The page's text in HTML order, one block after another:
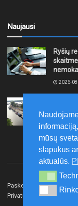
Naujausi
Ryšių
2026-
2026-
Paskelbk naujieną
Privatumo politika
mūsų
slapukus
aktualūs.